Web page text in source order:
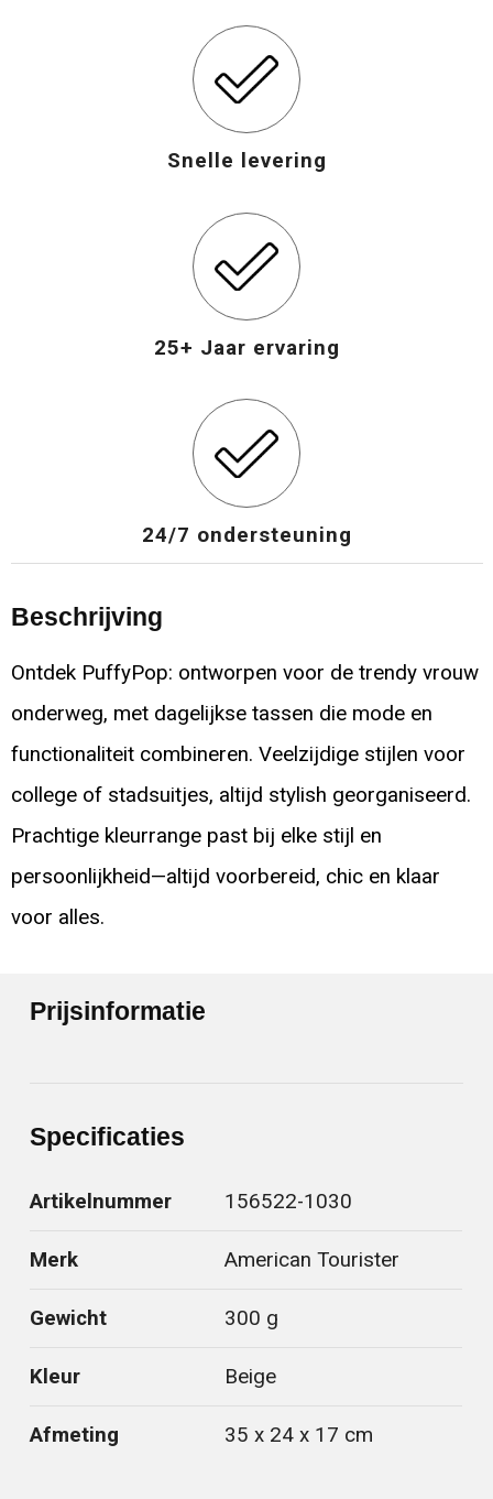
Snelle levering
25+ Jaar ervaring
24/7 ondersteuning
Beschrijving
Ontdek PuffyPop: ontworpen voor de trendy vrouw
onderweg, met dagelijkse tassen die mode en
functionaliteit combineren. Veelzijdige stijlen voor
college of stadsuitjes, altijd stylish georganiseerd.
Prachtige kleurrange past bij elke stijl en
persoonlijkheid—altijd voorbereid, chic en klaar
voor alles.
Prijsinformatie
Specificaties
Artikelnummer 156522-1030
Merk American Tourister
Gewicht 300 g
Kleur Beige
Afmeting 35 x 24 x 17 cm